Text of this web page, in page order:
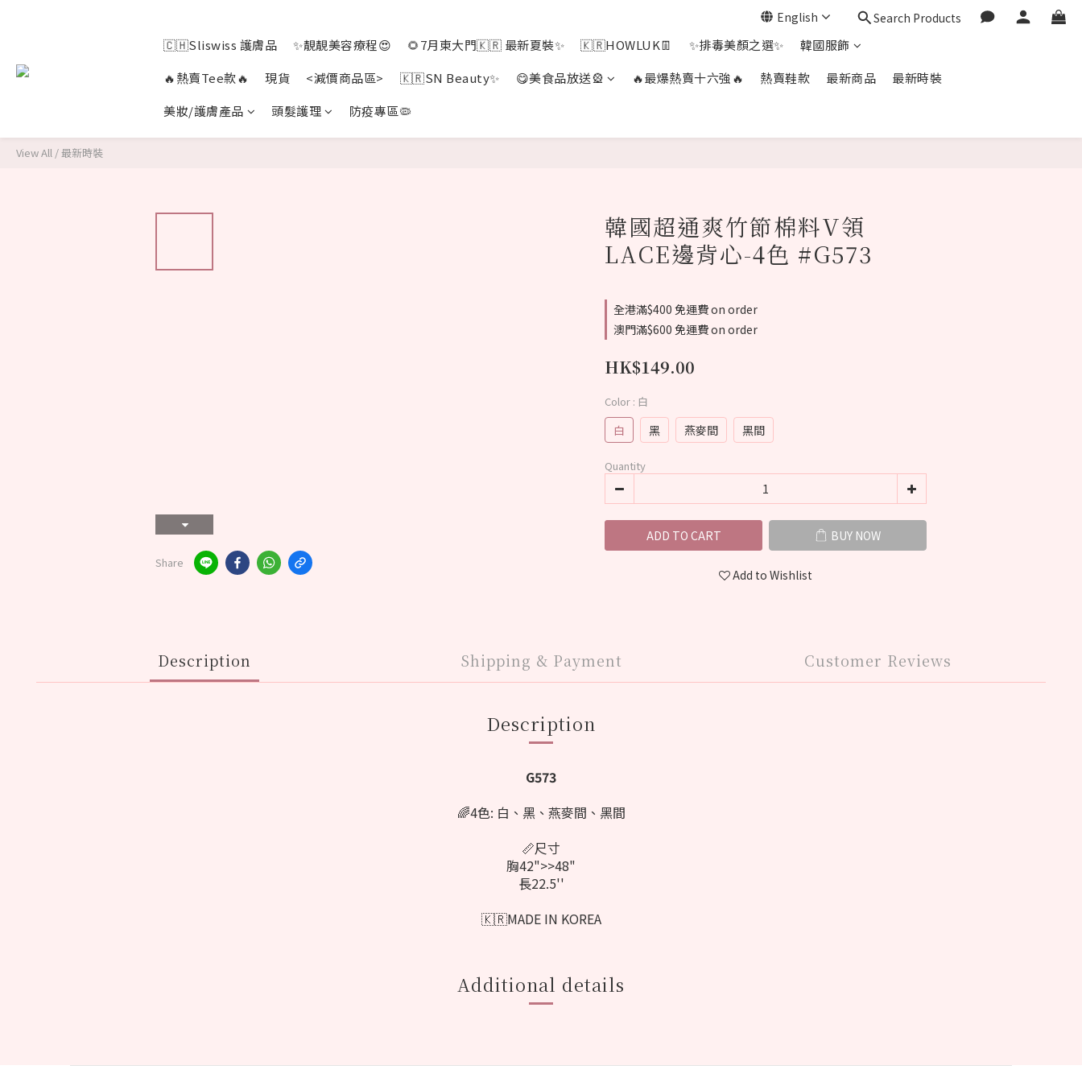
English Search Products
🇨🇭Sliswiss 護膚品 ✨靚靚美容療程😍 🌻7月東大門🇰🇷 最新夏裝✨ 🇰🇷HOWLUK👖 ✨排毒美顏之選✨
韓國服飾
🔥熱賣Tee款🔥
現貨 <減價商品區> 🇰🇷SN Beauty✨ 😋美食品放送🎡 🔥最爆熱賣十六強🔥 熱賣鞋款 最新商品
最新時裝
美妝/護膚產品
頭髮護理 防疫專區🦠
View All /最新時裝
Share
韓國超通爽竹節棉料V領
LACE邊背心-4色 #G573
全港滿$400 免運費 on order
澳門滿$600 免運費 on order
HK$149.00
Color : 白
白 黑 燕麥間 黑間
Quantity
ADD TO CART BUY NOW
Add to Wishlist
Description Shipping & Payment Customer Reviews
Description
G573
🌈4色: 白、黑 、燕麥間 、 黑間
📏尺寸
胸42">>48"
長22.5''
🇰🇷MADE IN KOREA
Additional details